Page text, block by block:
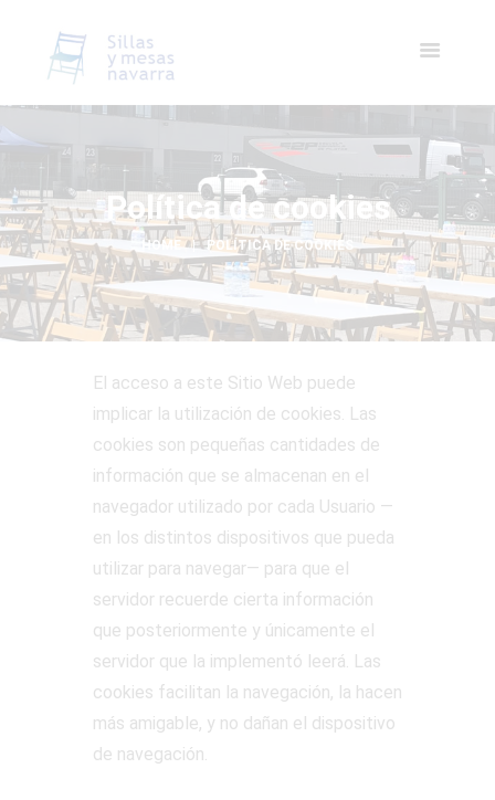
Política de cookies
HOME POLÍTICA DE COOKIES
El acceso a este Sitio Web puede
implicar la utilización de cookies. Las
cookies son pequeñas cantidades de
información que se almacenan en el
navegador utilizado por cada Usuario —
en los distintos dispositivos que pueda
utilizar para navegar— para que el
servidor recuerde cierta información
que posteriormente y únicamente el
servidor que la implementó leerá. Las
cookies facilitan la navegación, la hacen
más amigable, y no dañan el dispositivo
de navegación.